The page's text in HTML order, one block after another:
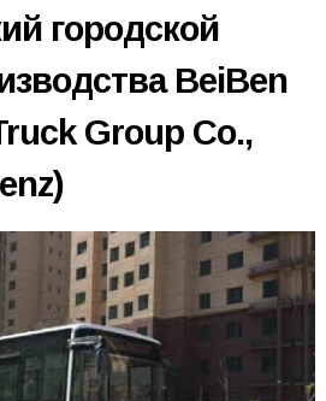
городской
BeiBen
Group Co.,